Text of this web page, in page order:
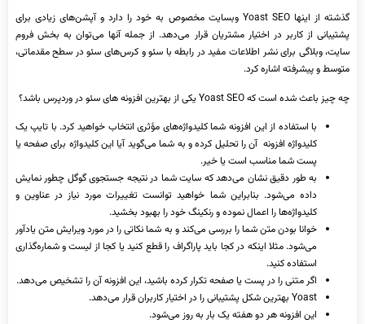
گذشته از اینها Yoast SEO وبسایت مخصوص به خود را دارد و آپشن‌های زیادی برای
پشتیبانی از کاربر در اختیار مشتریان قرار می‌دهد. از جمله آنها می‌توان به بخش فروم
سایت، وبلاگی برای نشر اطلاعات مفید در رابطه با سئو و کرس‌های سئو در سطح مقدماتی،
متوسط و پیشرفته اشاره کرد.
چه چیز باعث شده است که Yoast SEO یکی از بهترین افزونه ‌های سئو در وردپرس باشد؟
با استفاده از این افزونه شما کلیدواژه‌های مؤثری انتخاب خواهید کرد. با تایپ یک
کلیدواژه افزونه آن را تحلیل کرده و به شما می‌گوید آیا این کلیدواژه برای صفحه یا
پست شما مناسب است یا خیر.
به طور دقیق نشان می‌دهد که سایت شما در نتیجه جستجوی گوگل چطور نمایش
داده می‌شود. بنابراین شما خواهید توانست تغییرات مورد نیاز در عناوین و
کلیدواژه‌ها را اعمال نموده و رنکینگ خود را بهبود بخشید.
خوانا بودن متن شما را بررسی می‌کند و به شما نکاتی را در مورد ویرایش متن یادآور
می‌شود. مثلا اینکه در کجا باید پاراگراف را قطع کنید یا کجا از لیست و شماره‌گذاری
استفاده کنید.
اگر متنی را در پست یا صفحه تکرار کرده باشید، این افزونه آن را تشخیص می‌دهد.
Yoast بهترین شکل پشتیبانی را در اختیار کاربران قرار می‌دهد.
این افزونه هر دو هفته یک بار به روز می‌شود.